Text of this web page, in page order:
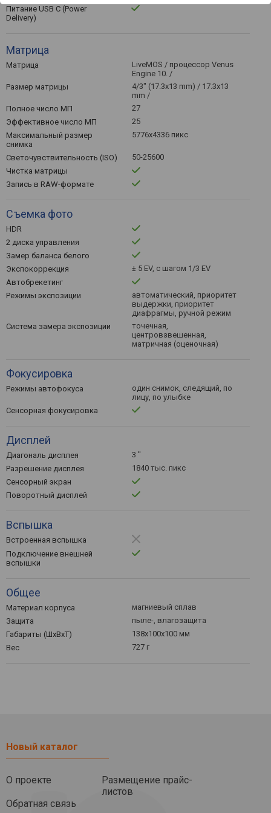
Питание USB C (Power
Delivery)
Матрица
Матрица
LiveMOS / процессор Venus
Engine 10. /
Размер матрицы
4/3" (17.3х13 mm) / 17.3x13
mm /
Полное число МП
27
Эффективное число МП
25
Максимальный размер
снимка
5776x4336 пикс
Светочувствительность (ISO)
50-25600
Чистка матрицы
Запись в RAW-формате
Съемка фото
HDR
2 диска управления
Замер баланса белого
Экспокоррекция
± 5 EV, с шагом 1/3 EV
Автобрекетинг
Режимы экспозиции
автоматический, приоритет
выдержки, приоритет
диафрагмы, ручной режим
Система замера экспозиции
точечная,
центровзвешенная,
матричная (оценочная)
Фокусировка
Режимы автофокуса
один снимок, следящий, по
лицу, по улыбке
Сенсорная фокусировка
Дисплей
Диагональ дисплея
3 ''
Разрешение дисплея
1840 тыс. пикс
Сенсорный экран
Поворотный дисплей
Вспышка
Встроенная вспышка
Подключение внешней
вспышки
Общее
Материал корпуса
магниевый сплав
Защита
пыле-, влагозащита
Габариты (ШхВхТ)
138х100х100 мм
Вес
727 г
Новый каталог
О проекте
Обратная связь
Размещение прайс-
листов